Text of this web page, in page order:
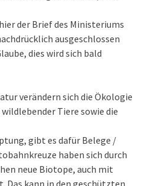
der Brief des Ministeriums
ausgeschlossen
dies wird sich bald
verändern sich die Ökologie
Tiere sowie die
gibt es dafür Belege /
haben sich durch
neue Biotope, auch mit
kann in den geschützten